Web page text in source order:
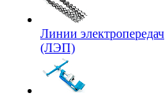
Линии электропередач
(ЛЭП)